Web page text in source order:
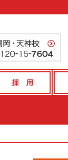
採 用